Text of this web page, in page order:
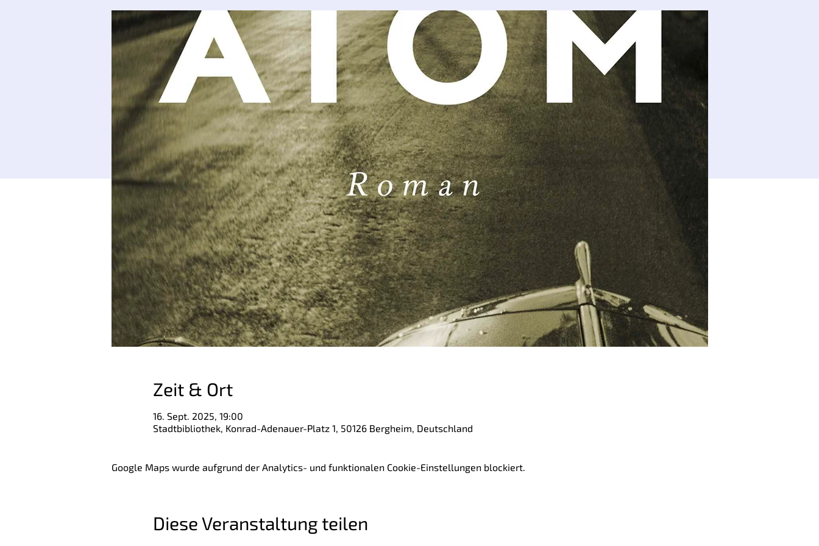
Zeit & Ort
16. Sept. 2025, 19:00
Stadtbibliothek, Konrad-Adenauer-Platz 1, 50126 Bergheim, Deutschland
Google Maps wurde aufgrund der Analytics- und funktionalen Cookie-Einstellungen blockiert.
Diese Veranstaltung teilen